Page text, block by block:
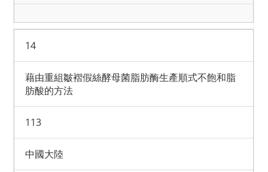
14
藉由重組皺褶假絲酵母菌脂肪酶生產順式不飽和脂
肪酸的方法
113
中國大陸